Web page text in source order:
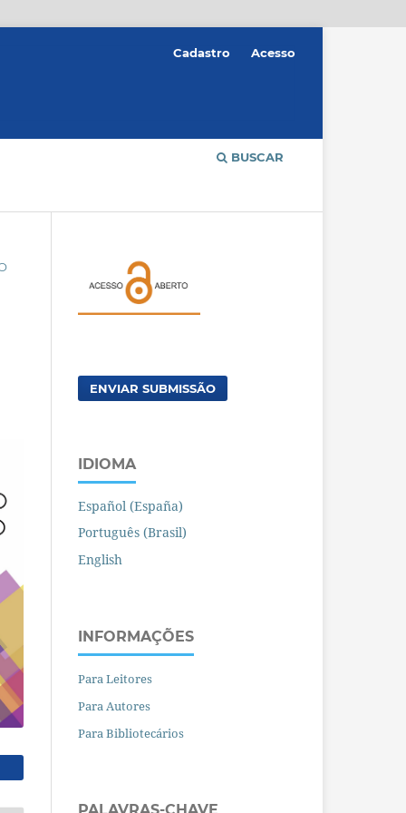
BUSCAR
Cadastro Acesso
ENVIAR SUBMISSÃO
IDIOMA
Español (España)
Português (Brasil)
English
INFORMAÇÕES
Para Leitores
Para Autores
Para Bibliotecários